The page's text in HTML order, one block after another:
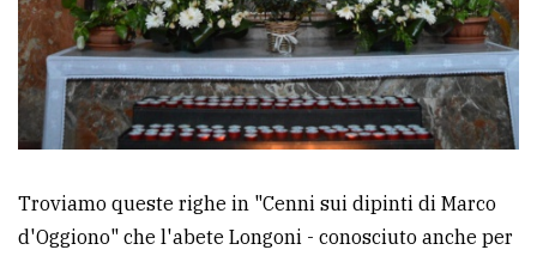
Troviamo queste righe in "Cenni sui dipinti di Marco
d'Oggiono" che l'abete Longoni - conosciuto anche per